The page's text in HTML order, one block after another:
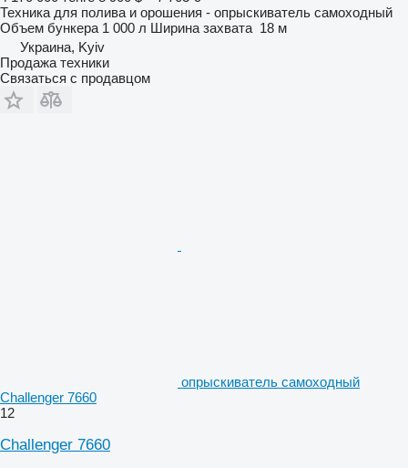
Техника для полива и орошения - опрыскиватель самоходный
Объем бункера 1 000 л Ширина захвата 18 м
Украина, Kyiv
Продажа техники
Связаться с продавцом
опрыскиватель самоходный
Challenger 7660
12
Challenger 7660